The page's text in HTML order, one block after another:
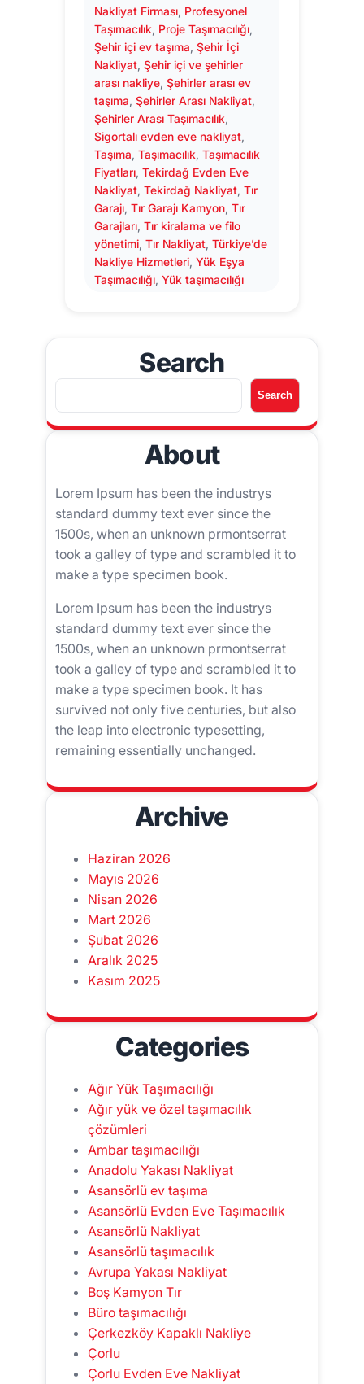
Nakliyat Firması, Profesyonel
Taşımacılık, Proje Taşımacılığı
Şehir içi ev taşıma, Şehir İçi
Nakliyat, Şehir içi ve şehirler
arası nakliye, Şehirler arası ev
taşıma, Şehirler Arası Nakliyat
Şehirler Arası Taşımacılık
Sigortalı evden eve nakliyat
Taşıma, Taşımacılık, Taşımacılık
Fiyatları, Tekirdağ Evden Eve
Nakliyat, Tekirdağ Nakliyat, Tır
Garajı, Tır Garajı Kamyon, Tır
Garajları, Tır kiralama ve filo
yönetimi, Tır Nakliyat, Türkiye’de
Nakliye Hizmetleri, Yük Eşya
Taşımacılığı, Yük taşımacılığı
Search
A
r
a
Search
About
Lorem Ipsum has been the industrys
standard dummy text ever since the
1500s, when an unknown prmontserrat
took a galley of type and scrambled it to
make a type specimen book.
Lorem Ipsum has been the industrys
standard dummy text ever since the
1500s, when an unknown prmontserrat
took a galley of type and scrambled it to
make a type specimen book. It has
survived not only five centuries, but also
the leap into electronic typesetting,
remaining essentially unchanged.
Archive
Haziran 2026
Mayıs 2026
Nisan 2026
Mart 2026
Şubat 2026
Aralık 2025
Kasım 2025
Categories
Ağır Yük Taşımacılığı
Ağır yük ve özel taşımacılık
çözümleri
Ambar taşımacılığı
Anadolu Yakası Nakliyat
Asansörlü ev taşıma
Asansörlü Evden Eve Taşımacılık
Asansörlü Nakliyat
Asansörlü taşımacılık
Avrupa Yakası Nakliyat
Boş Kamyon Tır
Büro taşımacılığı
Çerkezköy Kapaklı Nakliye
Çorlu
Çorlu Evden Eve Nakliyat